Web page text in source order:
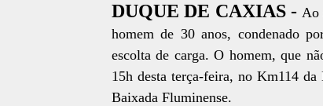
DUQUE DE CAXIAS - Ao
homem de 30 anos, condenado
escolta de carga. O homem, que
15h desta terça-feira, no Km114
Baixada Fluminense.